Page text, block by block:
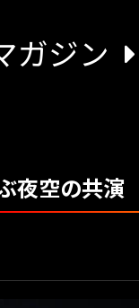
ガジン
夜空の共演